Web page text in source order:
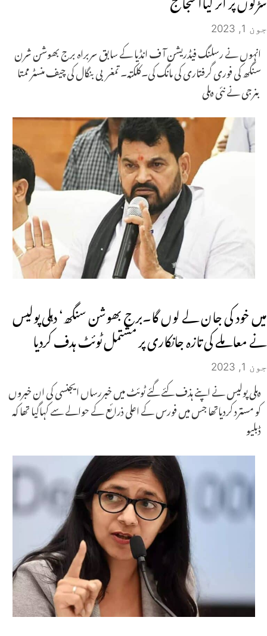
جون 1, 2023
انہوں نے رسلنگ فیڈریشن آ ف انڈیا کے سابق سربراہ برج بھوشن شرن
سنگھ کی فوری گرفتاری کی مانگ کی۔کلکتہ۔ تمغربی بنگال کی چیف منسٹر ممتا
بنرجی نے نئی دہلی
میں خود کی جان لے لوں گا۔برج بھوشن سنگھ‘ دہلی پولیس
نے معاملے کی تازہ جانکاری پر مشتمل ٹوئٹ ہدف کردیا
جون 1, 2023
دہلی پولیس نے اپنے ہذف کئے گئے ٹوئٹ میں خبررساں ایجنسی کی ان خبروں
کو مسترد کردیاتھا جس میں فورس کے اعلی ذرائع کے حوالے سے کہاگیا تھا کہ
ڈبلیو